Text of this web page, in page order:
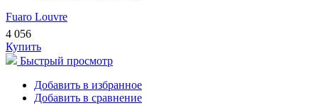
Fuaro Louvre
4 056
Купить
Быстрый просмотр
Добавить в избранное
Добавить в сравнение